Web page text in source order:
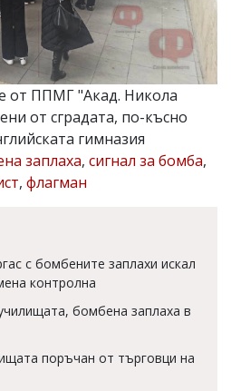
от ППМГ "Акад. Никола
от сградата, по-късно
гимназия
заплаха, сигнал за бомба,
, флагман
с бомбените заплахи искал
контролна
бомбена заплаха в
поръчан от търговци на